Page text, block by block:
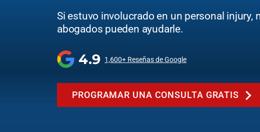
Si estuvo involucrado en un personal injury,
abogados pueden ayudarle.
4.9 1,600+ Reseñas de Google
PROGRAMAR UNA CONSULTA GRATIS